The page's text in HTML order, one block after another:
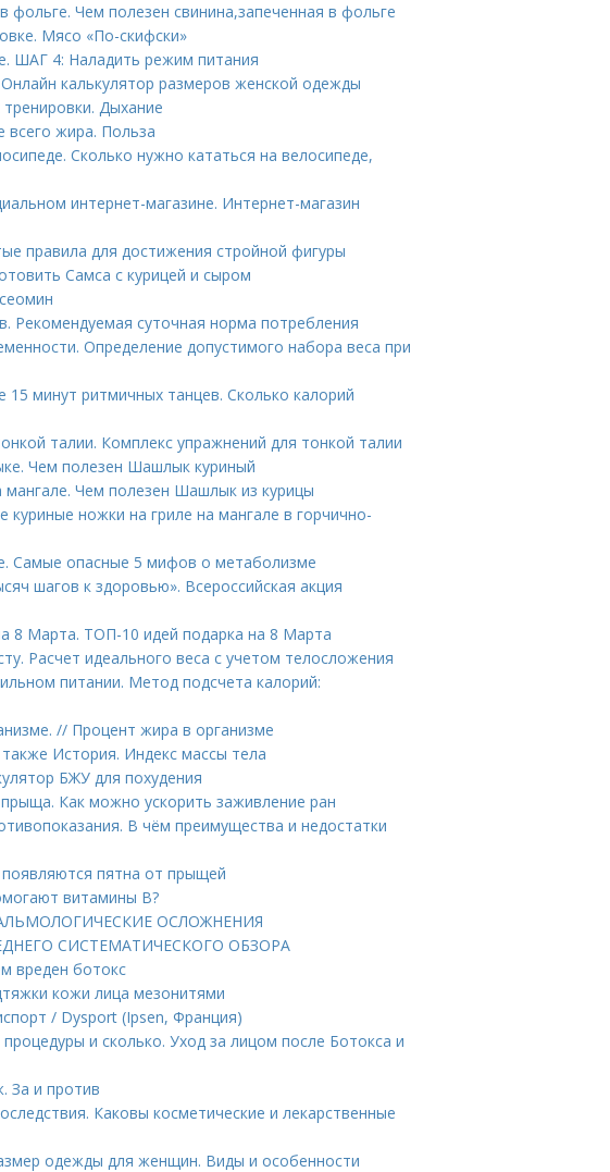
фольге. Чем полезен свинина,запеченная в фольге
Мясо «По-скифски»
ШАГ 4: Наладить режим питания
калькулятор размеров женской одежды
Дыхание
жира. Польза
Сколько нужно кататься на велосипеде,
интернет-магазине. Интернет-магазин
правила для достижения стройной фигуры
Самса с курицей и сыром
Рекомендуемая суточная норма потребления
Определение допустимого набора веса при
15 минут ритмичных танцев. Сколько калорий
талии. Комплекс упражнений для тонкой талии
Чем полезен Шашлык куриный
Чем полезен Шашлык из курицы
куриные ножки на гриле на мангале в горчично-
Самые опасные 5 мифов о метаболизме
шагов к здоровью». Всероссийская акция
8 Марта. ТОП-10 идей подарка на 8 Марта
Расчет идеального веса с учетом телосложения
питании. Метод подсчета калорий:
// Процент жира в организме
История. Индекс массы тела
БЖУ для похудения
Как можно ускорить заживление ран
В чём преимущества и недостатки
пятна от прыщей
витамины B?
ОСЛОЖНЕНИЯ
СИСТЕМАТИЧЕСКОГО ОБЗОРА
вреден ботокс
кожи лица мезонитями
/ Dysport (Ipsen, Франция)
и сколько. Уход за лицом после Ботокса и
За и против
Каковы косметические и лекарственные
одежды для женщин. Виды и особенности